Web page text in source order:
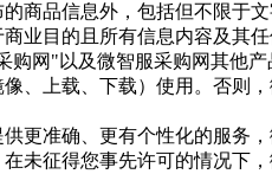
商品信息外，包括但不限于
业目的且所有信息内容及其
网"以及微智服采购网其他
、上载、下载）使用。否则
准确、更有个性化的服务
未征得您事先许可的情况下